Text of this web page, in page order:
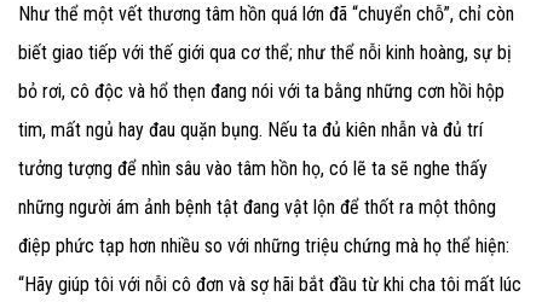
Như thể một vết thương tâm hồn quá lớn đã “chuyển chỗ”, chỉ còn
biết giao tiếp với thế giới qua cơ thể; như thể nỗi kinh hoàng, sự bị
bỏ rơi, cô độc và hổ thẹn đang nói với ta bằng những cơn hồi hộp
tim, mất ngủ hay đau quặn bụng. Nếu ta đủ kiên nhẫn và đủ trí
tưởng tượng để nhìn sâu vào tâm hồn họ, có lẽ ta sẽ nghe thấy
những người ám ảnh bệnh tật đang vật lộn để thốt ra một thông
điệp phức tạp hơn nhiều so với những triệu chứng mà họ thể hiện:
“Hãy giúp tôi với nỗi cô đơn và sợ hãi bắt đầu từ khi cha tôi mất lúc